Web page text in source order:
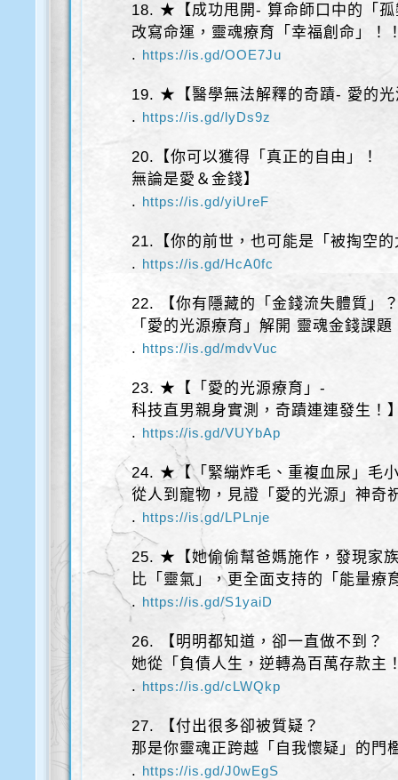
18. ★【成功甩開- 算命師口中的「孤
改寫命運，靈魂療育「幸福創命」！
. https://is.gd/OOE7Ju
19. ★【醫學無法解釋的奇蹟- 愛的光
. https://is.gd/lyDs9z
20.【你可以獲得「真正的自由」！
無論是愛＆金錢】
. https://is.gd/yiUreF
21.【你的前世，也可能是「被掏空
. https://is.gd/HcA0fc
22. 【你有隱藏的「金錢流失體質」
「愛的光源療育」解開 靈魂金錢課題
. https://is.gd/mdvVuc
23. ★【「愛的光源療育」-
科技直男親身實測，奇蹟連連發生！
. https://is.gd/VUYbAp
24. ★【「緊繃炸毛、重複血尿」毛
從人到寵物，見證「愛的光源」神奇
. https://is.gd/LPLnje
25. ★【她偷偷幫爸媽施作，發現家
比「靈氣」，更全面支持的「能量療
. https://is.gd/S1yaiD
26. 【明明都知道，卻一直做不到？
她從「負債人生，逆轉為百萬存款主
. https://is.gd/cLWQkp
27. 【付出很多卻被質疑？
那是你靈魂正跨越「自我懷疑」的門
. https://is.gd/J0wEgS